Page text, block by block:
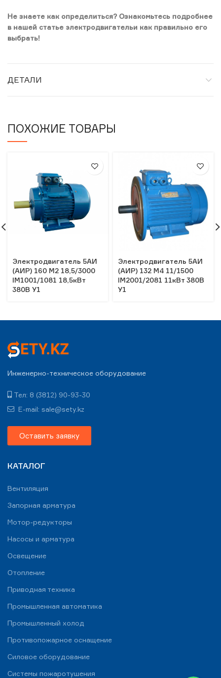
Не знаете как определиться? Ознакомьтесь подробнее
в нашей статье электродвигательи как правильно его
выбрать!
ДЕТАЛИ
ПОХОЖИЕ ТОВАРЫ
Электродвигатель 5АИ
(АИР) 160 М2 18,5/3000
IM1001/1081 18,5кВт
380В У1
Электродвигатель 5АИ
(АИР) 132 М4 11/1500
IM2001/2081 11кВт 380В
У1
Инженерно-техническое оборудование
Тел: 8 (3812) 90-93-30
E-mail: sale@sety.kz
Оставить заявку
КАТАЛОГ
Вентиляция
Запорная арматура
Мотор-редукторы
Насосы и арматура
Освещение
Отопление
Приводная техника
Промышленная автоматика
Промышленный холод
Противопожарное оснащение
Силовое оборудование
Системы пожаротушения
WhatsApp